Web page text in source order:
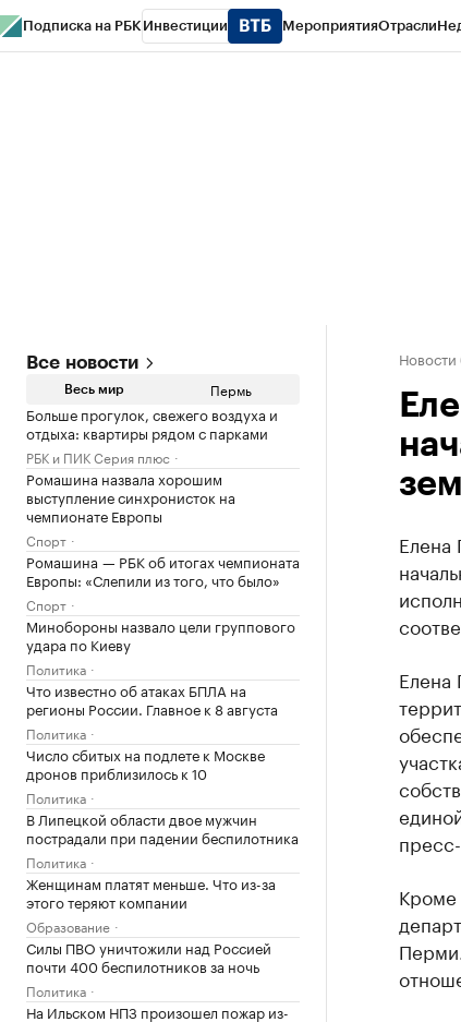
Подписка на РБК Инвестиции МероприятияОтрасли
Все новости
Весь мир Пермь
Больше прогулок, свежего воздуха и
отдыха: квартиры рядом с парками
РБК и ПИК Серия плюс
Ромашина назвала хорошим
выступление синхронисток на
чемпионате Европы
Спорт
Ромашина — РБК об итогах чемпионата
Европы: «Слепили из того, что было»
Спорт
Минобороны назвало цели группового
удара по Киеву
Политика
Что известно об атаках БПЛА на
регионы России. Главное к 8 августа
Политика
Число сбитых на подлете к Москве
дронов приблизилось к 10
Политика
В Липецкой области двое мужчин
пострадали при падении беспилотника
Политика
Женщинам платят меньше. Что из-за
этого теряют компании
Образование
Силы ПВО уничтожили над Россией
почти 400 беспилотников за ночь
Политика
На Ильском НПЗ произошел пожар из-
Новости
Елена
Елена
Кроме